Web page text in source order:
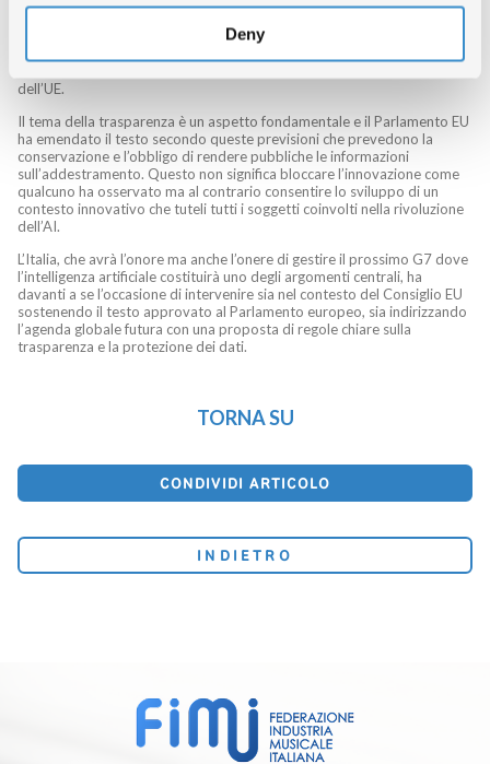
Deny
intelligenza artificiale pre-addestrato o la generazione degli output).
dell’UE.
Il tema della trasparenza è un aspetto fondamentale e il Parlamento EU
ha emendato il testo secondo queste previsioni che prevedono la
conservazione e l’obbligo di rendere pubbliche le informazioni
sull’addestramento. Questo non significa bloccare l’innovazione come
qualcuno ha osservato ma al contrario consentire lo sviluppo di un
contesto innovativo che tuteli tutti i soggetti coinvolti nella rivoluzione
dell’AI.
L’Italia, che avrà l’onore ma anche l’onere di gestire il prossimo G7 dove
l’intelligenza artificiale costituirà uno degli argomenti centrali, ha
davanti a se l’occasione di intervenire sia nel contesto del Consiglio EU
sostenendo il testo approvato al Parlamento europeo, sia indirizzando
l’agenda globale futura con una proposta di regole chiare sulla
trasparenza e la protezione dei dati.
TORNA SU
CONDIVIDI ARTICOLO
INDIETRO